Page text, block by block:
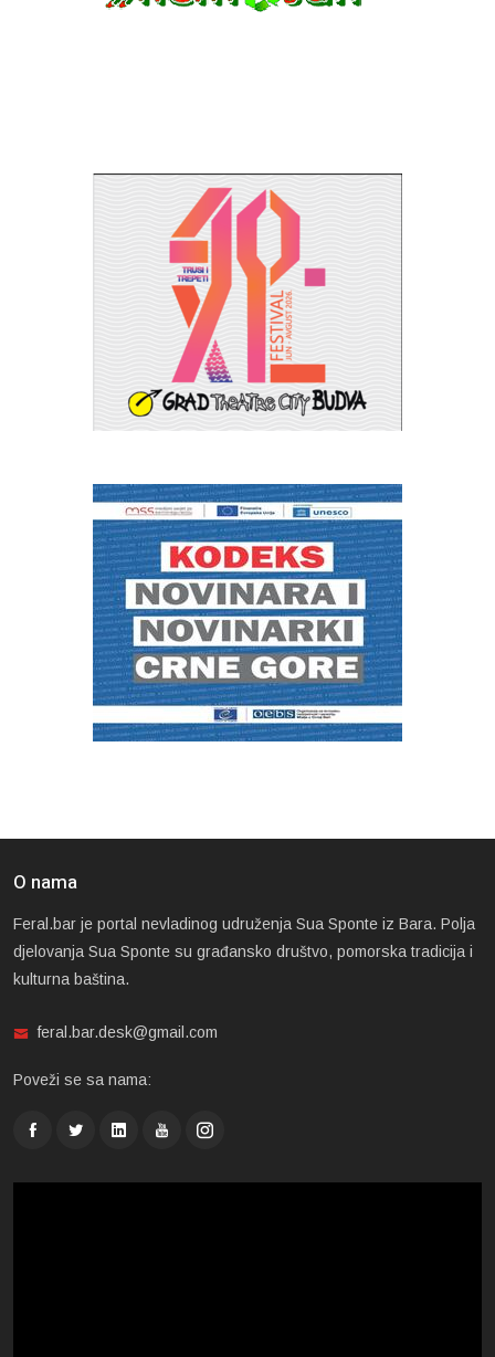
O nama
Feral.bar je portal nevladinog udruženja Sua Sponte iz Bara. Polja
djelovanja Sua Sponte su građansko društvo, pomorska tradicija i
kulturna baština.
feral.bar.desk@gmail.com
Poveži se sa nama: